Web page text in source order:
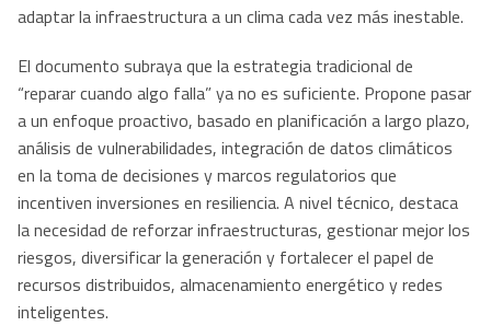
adaptar la infraestructura a un clima cada vez más inestable.
El documento subraya que la estrategia tradicional de
“reparar cuando algo falla” ya no es suficiente. Propone pasar
a un enfoque proactivo, basado en planificación a largo plazo,
análisis de vulnerabilidades, integración de datos climáticos
en la toma de decisiones y marcos regulatorios que
incentiven inversiones en resiliencia. A nivel técnico, destaca
la necesidad de reforzar infraestructuras, gestionar mejor los
riesgos, diversificar la generación y fortalecer el papel de
recursos distribuidos, almacenamiento energético y redes
inteligentes.